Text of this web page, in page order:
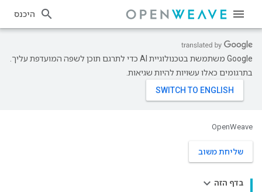
היכנס
‫Google משתמשת בטכנולוגיית AI כדי לתרגם תוכן לשפה המועדפת עליך.
בתרגומים כאלו עשויות להיות שגיאות.
OpenWeave
שליחת משוב
בדף הזה